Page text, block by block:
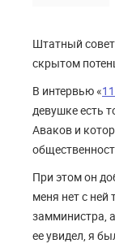
Штатный
скрытом
В интервью «
девушке есть
Аваков и
При этом он
меня нет с ней
замминистра,
ее увидел, я